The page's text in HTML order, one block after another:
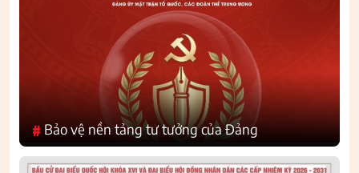
# Bảo vệ nền tảng tư tưởng của Đảng